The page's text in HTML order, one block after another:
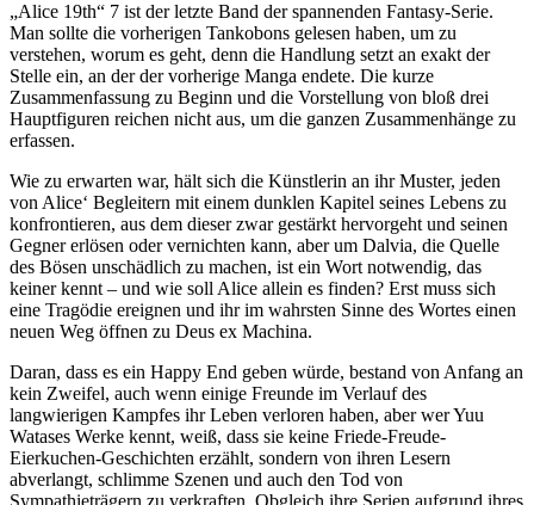
„Alice 19th“ 7 ist der letzte Band der spannenden Fantasy-Serie.
Man sollte die vorherigen Tankobons gelesen haben, um zu
verstehen, worum es geht, denn die Handlung setzt an exakt der
Stelle ein, an der der vorherige Manga endete. Die kurze
Zusammenfassung zu Beginn und die Vorstellung von bloß drei
Hauptfiguren reichen nicht aus, um die ganzen Zusammenhänge zu
erfassen.
Wie zu erwarten war, hält sich die Künstlerin an ihr Muster, jeden
von Alice‘ Begleitern mit einem dunklen Kapitel seines Lebens zu
konfrontieren, aus dem dieser zwar gestärkt hervorgeht und seinen
Gegner erlösen oder vernichten kann, aber um Dalvia, die Quelle
des Bösen unschädlich zu machen, ist ein Wort notwendig, das
keiner kennt – und wie soll Alice allein es finden? Erst muss sich
eine Tragödie ereignen und ihr im wahrsten Sinne des Wortes einen
neuen Weg öffnen zu Deus ex Machina.
Daran, dass es ein Happy End geben würde, bestand von Anfang an
kein Zweifel, auch wenn einige Freunde im Verlauf des
langwierigen Kampfes ihr Leben verloren haben, aber wer Yuu
Watases Werke kennt, weiß, dass sie keine Friede-Freude-
Eierkuchen-Geschichten erzählt, sondern von ihren Lesern
abverlangt, schlimme Szenen und auch den Tod von
Sympathieträgern zu verkraften. Obgleich ihre Serien aufgrund ihres